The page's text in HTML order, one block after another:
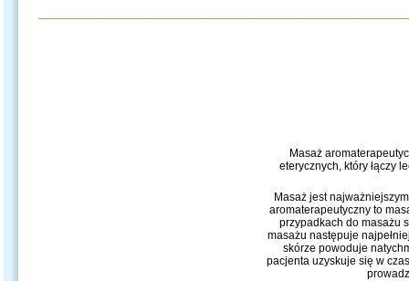
Masaż
eterycznych, który łączy
Masaż jest
aromaterapeutyczny to
przypadkach do masażu
masażu następuje
skórze powoduje
pacjenta uzyskuje się w